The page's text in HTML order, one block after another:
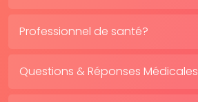
Professionnel de santé?
Questions & Réponses Médicales